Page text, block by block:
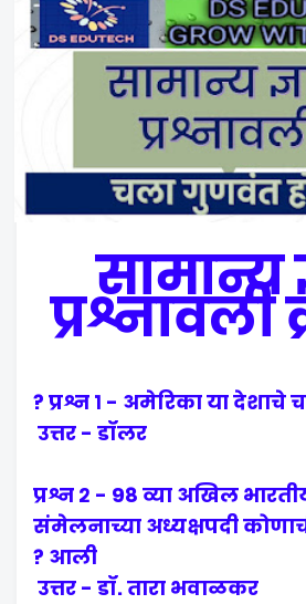
सामान्य
प्रश्नावली
प्रश्न १ - अमेरिका या देशाचे
उत्तर - डॉलर
प्रश्न २ - 98 व्या अखिल
संमेलनाच्या अध्यक्षपदी
आली ?
उत्तर - डॉ. तारा भवाळकर